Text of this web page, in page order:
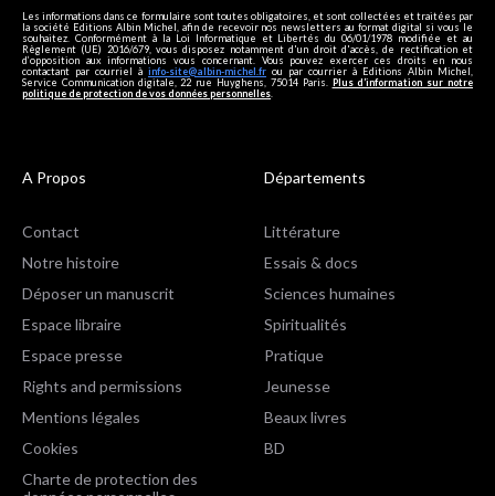
Les informations dans ce formulaire sont toutes obligatoires, et sont collectées et traitées par
la société Editions Albin Michel, afin de recevoir nos newsletters au format digital si vous le
souhaitez. Conformément à la Loi Informatique et Libertés du 06/01/1978 modifiée et au
Règlement (UE) 2016/679, vous disposez notamment d'un droit d'accès, de rectification et
d’opposition aux informations vous concernant. Vous pouvez exercer ces droits en nous
contactant par courriel à info-site@albin-michel.fr ou par courrier à Editions Albin Michel,
Service Communication digitale, 22 rue Huyghens, 75014 Paris. Plus d’information sur notre
politique de protection de vos données personnelles
A Propos
Contact
Notre histoire
Déposer un manuscrit
Espace libraire
Espace presse
Rights and permissions
Mentions légales
Cookies
Charte de protection des
Départements
Littérature
Essais & docs
Sciences humaines
Spiritualités
Pratique
Jeunesse
Beaux livres
BD